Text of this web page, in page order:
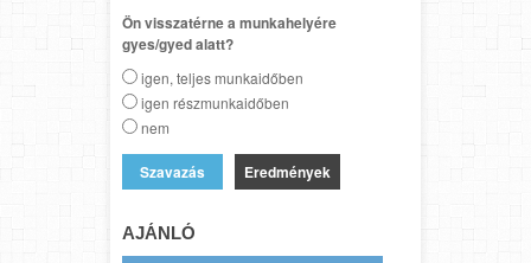
Ön visszatérne a munkahelyére
gyes/gyed alatt?
igen, teljes munkaidőben
igen részmunkaidőben
nem
Eredmények
AJÁNLÓ